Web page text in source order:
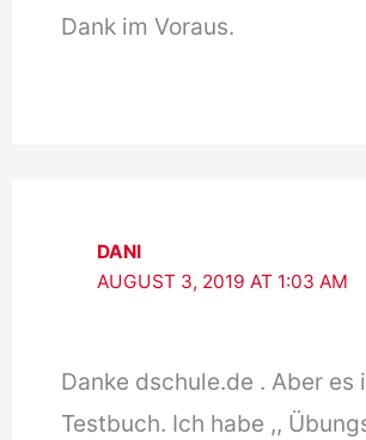
Dank im Voraus.
DANI
AUGUST 3, 2019 AT 1:03 AM
Danke dschule.de . Aber es
Testbuch. Ich habe ,,